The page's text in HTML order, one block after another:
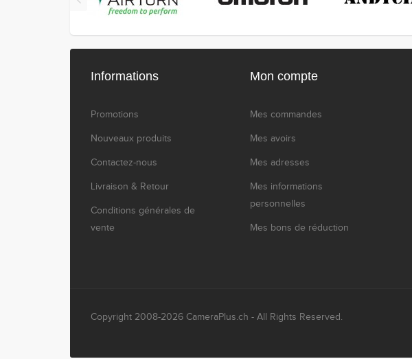
Informations
Promotions
Nouveaux produits
Contactez-nous
Livraison & Retour
Conditions générales de
vente
Mon compte
Mes commandes
Mes avoirs
Mes adresses
Mes informations
personnelles
Mes bons de réduction
Copyright 2008-2026 CameraPlus.ch - All Rights Reserved.